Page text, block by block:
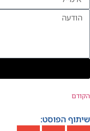
הקודם
שיתוף הפוסט: